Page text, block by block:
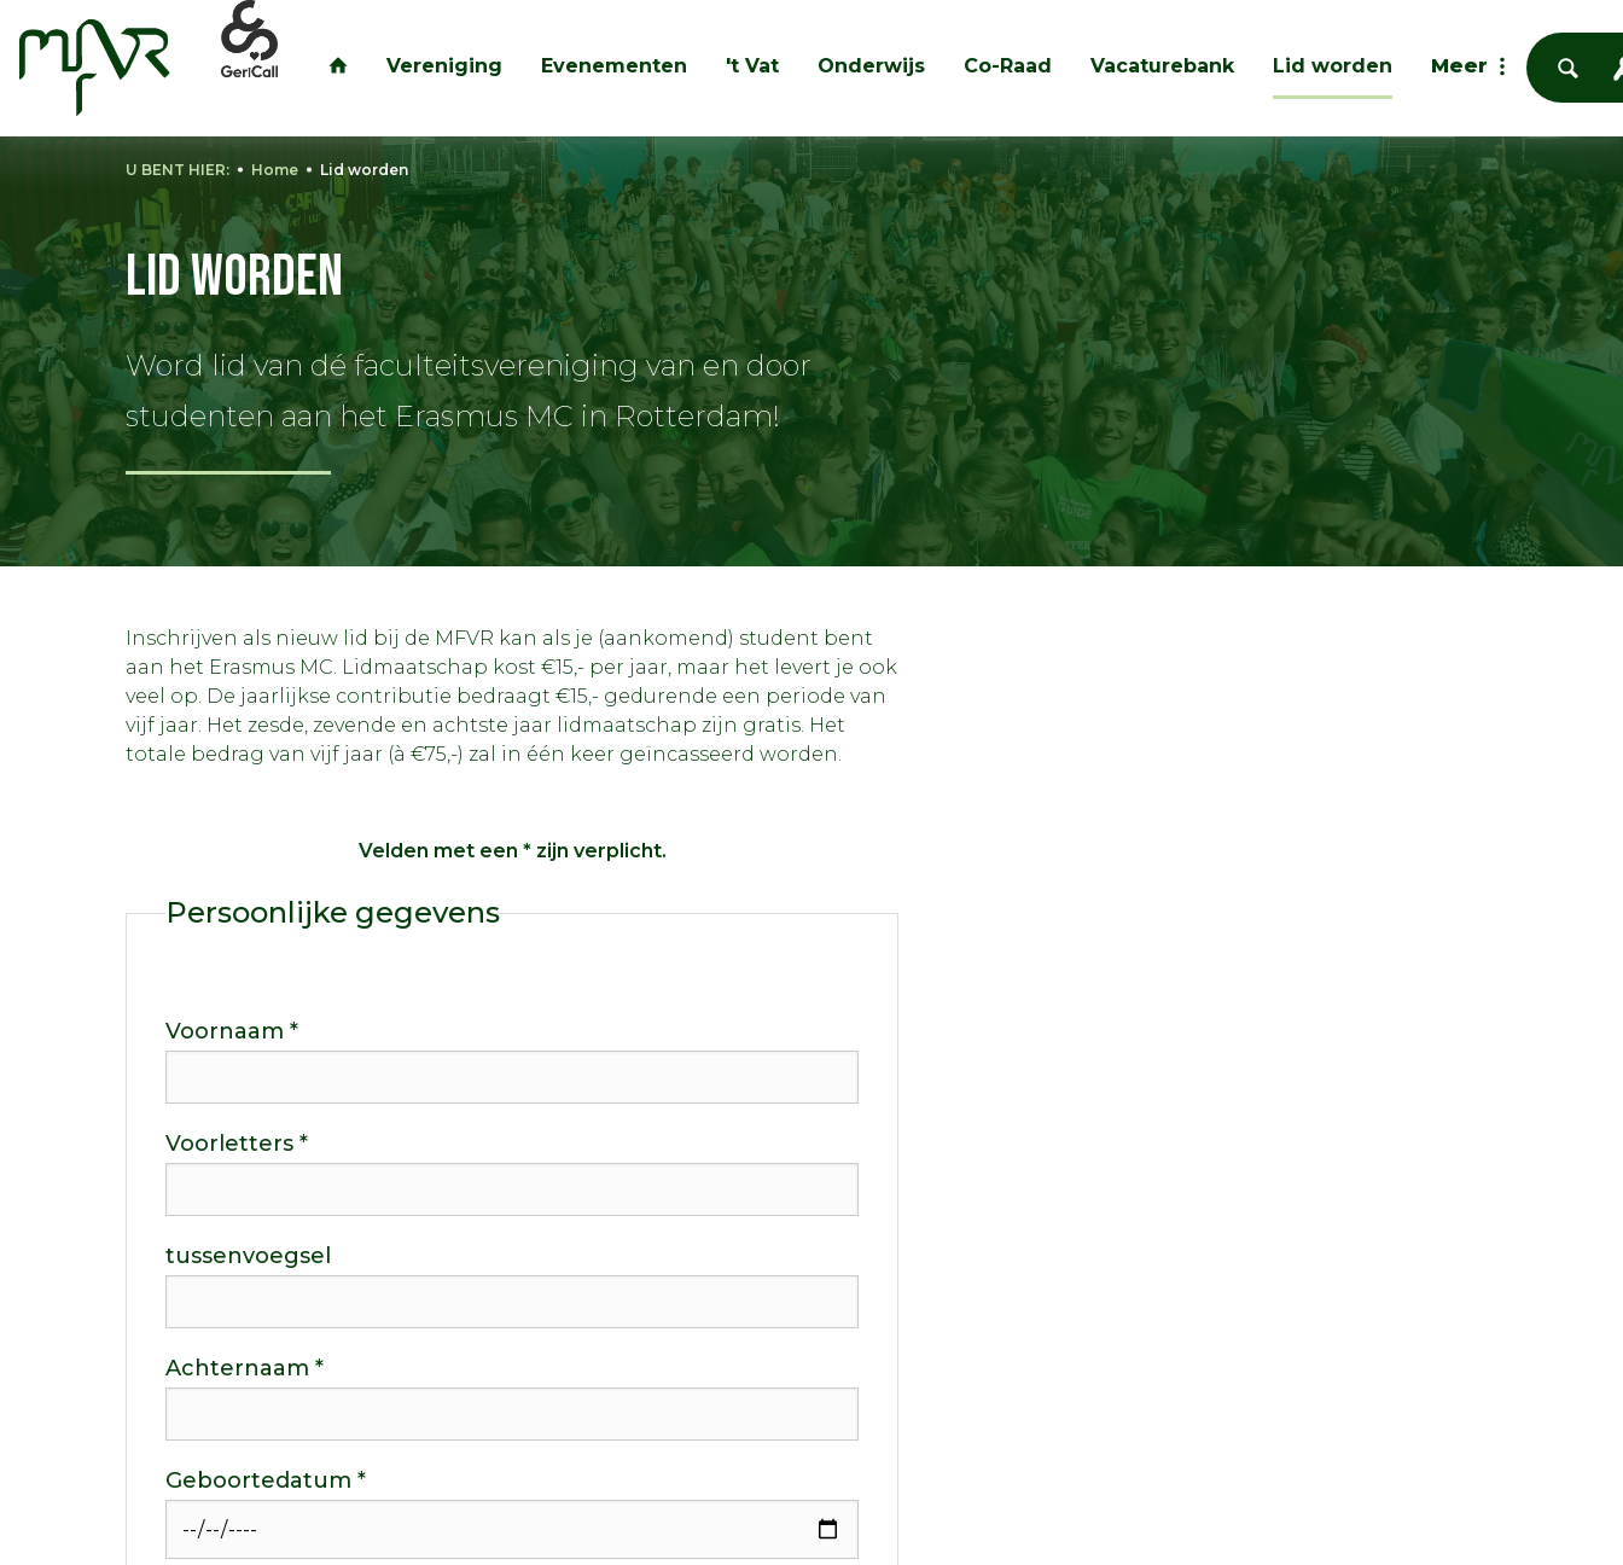
Vereniging Evenementen 't Vat Onderwijs Co-Raad Vacaturebank Lid worden Meer
Zoeken
inloggen
U BENT HIER: Home Lid worden
Lid worden
Word lid van dé faculteitsvereniging van en door
studenten aan het Erasmus MC in Rotterdam!
Inschrijven als nieuw lid bij de MFVR kan als je (aankomend) student bent
aan het Erasmus MC. Lidmaatschap kost €15,- per jaar, maar het levert je ook
veel op. De jaarlijkse contributie bedraagt €15,- gedurende een periode van
vijf jaar. Het zesde, zevende en achtste jaar lidmaatschap zijn gratis. Het
totale bedrag van vijf jaar (à €75,-) zal in één keer geïncasseerd worden.
Velden met een * zijn verplicht.
Persoonlijke gegevens
Voornaam *
Voorletters *
tussenvoegsel
Achternaam *
Geboortedatum *